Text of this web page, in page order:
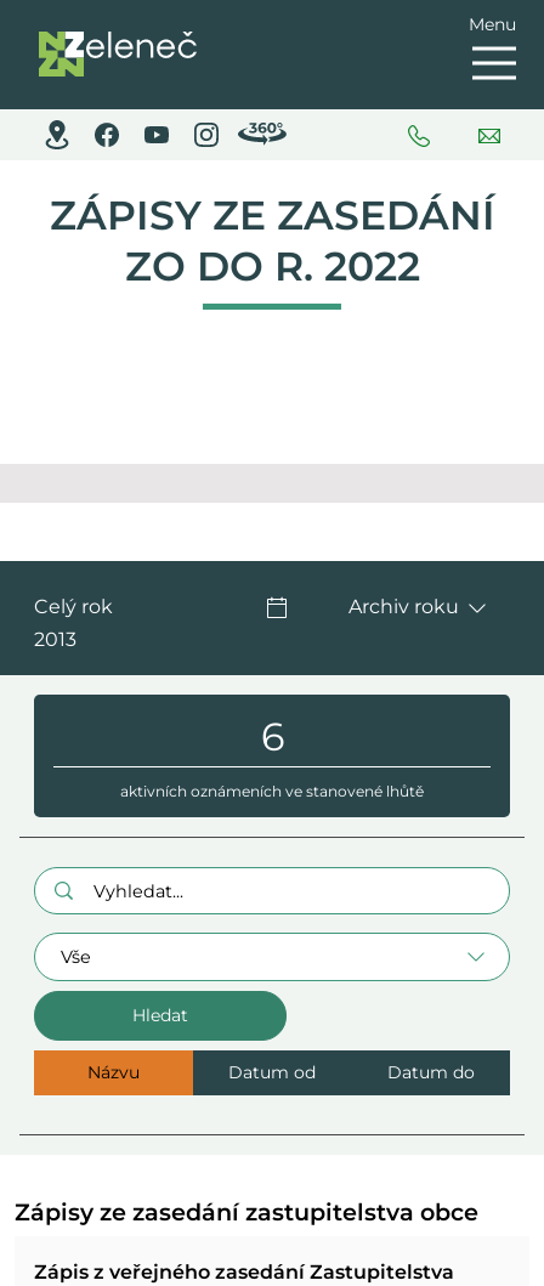
Menu
ZÁPISY ZE ZASEDÁNÍ
ZO DO R. 2022
Celý rok
2013
Archiv roku
6
aktivních oznámeních ve stanovené lhůtě
Hledaný výraz:
Oblast
Názvu Datum od Datum do
Zápisy ze zasedání zastupitelstva obce
Zápis z veřejného zasedání Zastupitelstva